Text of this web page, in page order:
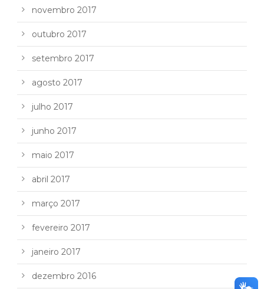
novembro 2017
outubro 2017
setembro 2017
agosto 2017
julho 2017
junho 2017
maio 2017
abril 2017
março 2017
fevereiro 2017
janeiro 2017
dezembro 2016